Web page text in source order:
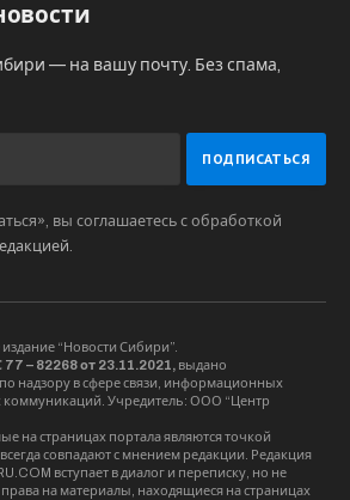
— на вашу почту. Без спама,
вы соглашаетесь с обработкой
.
“Новости Сибири”.
– 82268 от 23.11.2021, выдано
надзору в сфере связи, информационных
коммуникаций. Учредитель: ООО “Центр
на страницах портала являются точкой
совпадают с мнением редакции. Редакция
вступает в диалог и переписку, но не
права на материалы, находящиеся на страницах